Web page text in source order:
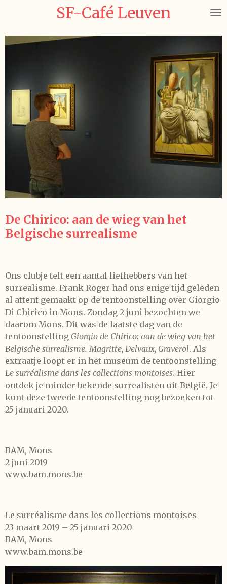
naar
de
SF-Café Leuven
De Chirico: aan de wieg van het
Belgische surrealisme
Ons clubje telt een aantal liefhebbers van het
surrealisme. Frank Roger had ons enige tijd geleden
al attent gemaakt op de tentoonstelling over Giorgio
Di Chirico in Mons. Zondag 2 juni bezochten we
daarom Mons. Dit was de laatste dag van de
tentoonstelling Giorgio de Chirico: aan de wieg van het
Belgische surrealisme. Magritte, Delvaux, Graverol. Als
extraatje loopt er in het museum de tentoonstelling
Le surréalisme dans les collections montoises. Hier
ontdek je minder bekende surrealisten uit België. Je
kunt deze tweede tentoonstelling nog bezoeken tot
25 januari 2020.
BAM, Mons
2 juni 2019
www.bam.mons.be
Le surréalisme dans les collections montoises
23 maart 2019 – 25 januari 2020
BAM, Mons
www.bam.mons.be